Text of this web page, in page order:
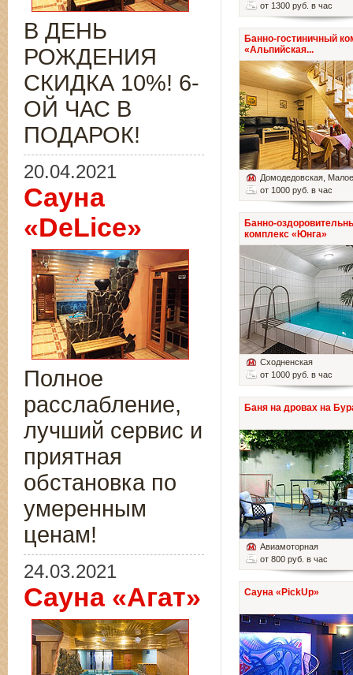
от 1300 руб. в час
Банно-гостиничный
«Альпийская...
Домодедовская ,
от 1000 руб. в час
Банно-
комплекс «Юнга»
Сходненская
от 1000 руб. в час
Баня на дровах на
Авиамоторная
от 800 руб. в час
Сауна «PickUp»
В ДЕНЬ
РОЖДЕНИЯ
СКИДКА 10%! 6-
ОЙ ЧАС В
ПОДАРОК!
20.04.2021
Сауна
«DeLice»
Полное
расслабление,
лучший сервис и
приятная
обстановка по
умеренным
ценам!
24.03.2021
Сауна «Агат»